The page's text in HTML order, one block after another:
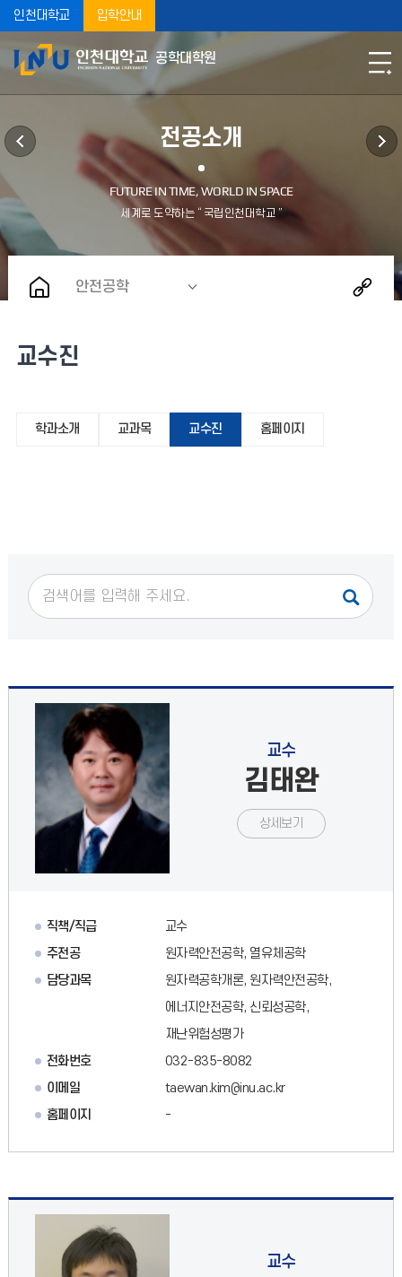
인천대학교 입학안내
공학대학원
전공소개
안전공학
교수진
학과소개 교과목 교수진 홈페이지
교수
김태완
상세보기
직책/직급
교수
주전공
원자력안전공학, 열유체공학
담당과목
원자력공학개론, 원자력안전공학,
에너지안전공학, 신뢰성공학,
재난위험성평가
전화번호
032-835-8082
이메일
taewan.kim@inu.ac.kr
홈페이지
-
교수